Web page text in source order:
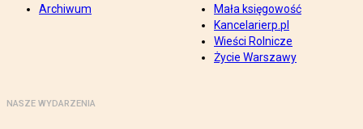
Archiwum
Mała księgowość
Kancelarierp.pl
Wieści Rolnicze
Życie Warszawy
NASZE WYDARZENIA